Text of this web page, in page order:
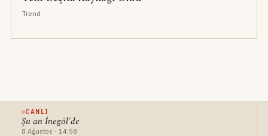
Trend
CANLI
Şu an İnegöl'de
8 Ağustos · 14:58